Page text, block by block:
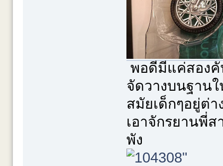
พอดีมีแค่สองคั
จัดวางบนฐาน
สมัยเด็กๆอยู่ต่า
เอาจักรยานพี่
พัง